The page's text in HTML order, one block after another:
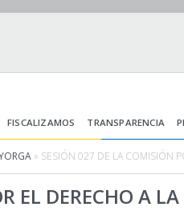
FISCALIZAMOS TRANSPARENCIA
» SESIÓN 027 DE LA COMISIÓN
EL DERECHO A LA